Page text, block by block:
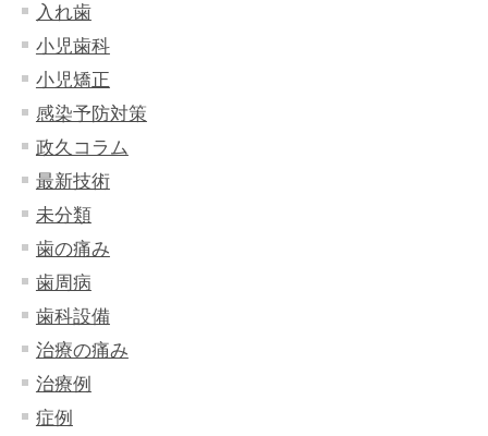
入れ歯
小児歯科
小児矯正
感染予防対策
政久コラム
最新技術
未分類
歯の痛み
歯周病
歯科設備
治療の痛み
治療例
症例